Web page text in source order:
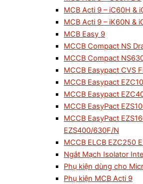
MCB Acti 9 – iC60H &
MCB Acti 9 – iK60N &
MCB Easy 9
MCCB Compact NS
MCCB Compact
MCCB Easypact CVS
MCCB Easypact
MCCB Easypact
MCCB EasyPact
MCCB EasyPact
EZS400/630F/N
MCCB ELCB EZC250
Ngắt Mạch Isolator
Phụ kiện dùng cho
Phụ kiện MCB Acti 9